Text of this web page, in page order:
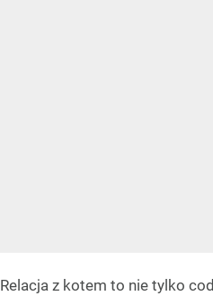
Relacja z kotem to nie tylko